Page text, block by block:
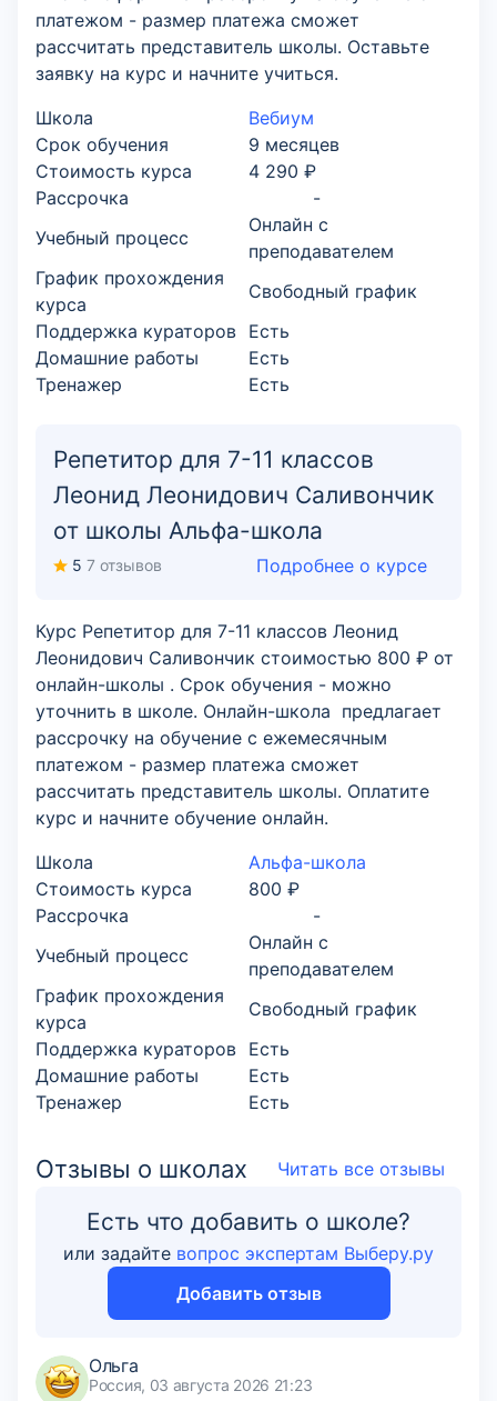
платежом - размер платежа сможет
рассчитать представитель школы. Оставьте
заявку на курс и начните учиться.
Школа
Вебиум
Срок обучения
9 месяцев
Стоимость курса
4 290 ₽
Рассрочка
-
Учебный процесс
Онлайн с
преподавателем
График прохождения
курса
Свободный график
Поддержка кураторов Есть
Домашние работы
Есть
Тренажер
Есть
Репетитор для 7-11 классов
Леонид Леонидович Саливончик
от школы Альфа-школа
5 7 отзывов Подробнее о курсе
Курс Репетитор для 7-11 классов Леонид
Леонидович Саливончик стоимостью 800 ₽ от
онлайн-школы . Срок обучения - можно
уточнить в школе. Онлайн-школа предлагает
рассрочку на обучение с ежемесячным
платежом - размер платежа сможет
рассчитать представитель школы. Оплатите
курс и начните обучение онлайн.
Школа
Альфа-школа
Стоимость курса
800 ₽
Рассрочка
-
Учебный процесс
Онлайн с
преподавателем
График прохождения
курса
Свободный график
Поддержка кураторов Есть
Домашние работы
Есть
Тренажер
Есть
Отзывы о школах Читать все отзывы
Есть что добавить о школе?
или задайте вопрос экспертам Выберу.ру
Добавить отзыв
Ольга
Россия, 03 августа 2026 21:23